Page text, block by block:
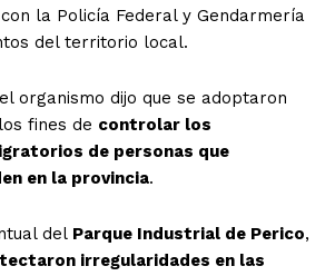
la Policía Federal y Gendarmería
del territorio local.
organismo dijo que se adoptaron
fines de controlar los
de personas que
en la provincia.
del Parque Industrial de Perico,
irregularidades en las